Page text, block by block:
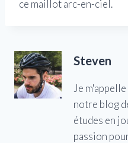
ce maillot arc-en-ciel.
Steven
Je
notre blog
études en
passion